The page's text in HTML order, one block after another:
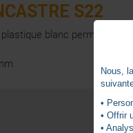
S22
blanc permet
Nous,
•
• Offrir
•